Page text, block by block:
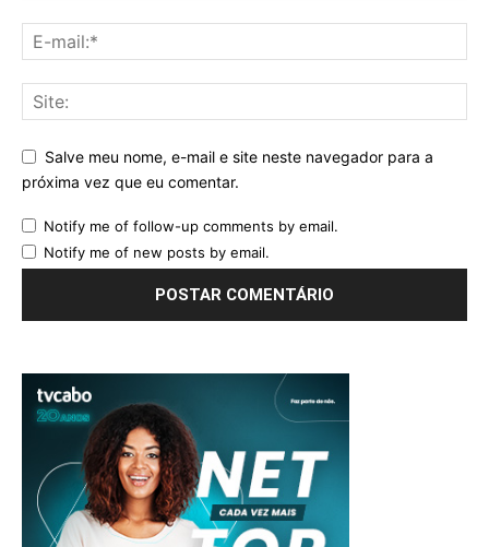
Salve meu nome, e-mail e site neste navegador para a
próxima vez que eu comentar.
Notify me of follow-up comments by email.
Notify me of new posts by email.